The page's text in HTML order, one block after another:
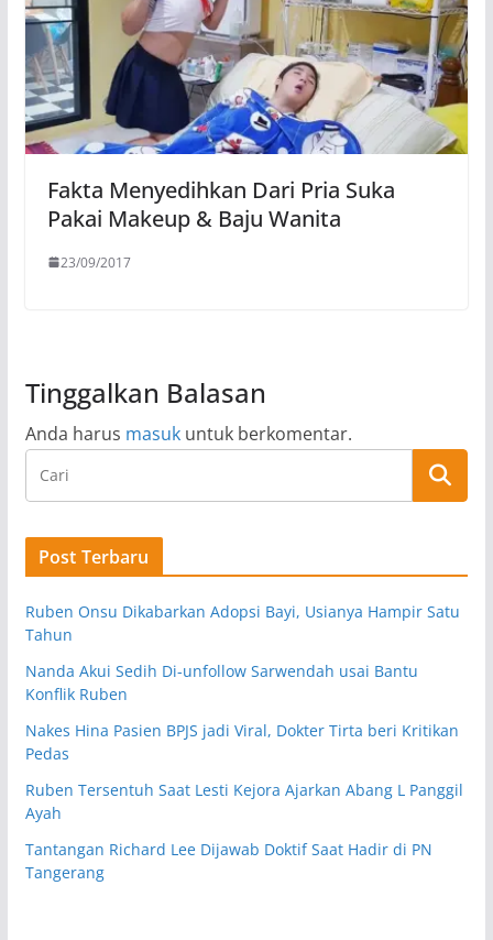
Fakta Menyedihkan Dari Pria Suka
Pakai Makeup & Baju Wanita
23/09/2017
Tinggalkan Balasan
Anda harus masukuntuk berkomentar.
Post Terbaru
Ruben Onsu Dikabarkan Adopsi Bayi, Usianya Hampir Satu
Tahun
Nanda Akui Sedih Di-unfollow Sarwendah usai Bantu
Konflik Ruben
Nakes Hina Pasien BPJS jadi Viral, Dokter Tirta beri Kritikan
Pedas
Ruben Tersentuh Saat Lesti Kejora Ajarkan Abang L Panggil
Ayah
Tantangan Richard Lee Dijawab Doktif Saat Hadir di PN
Tangerang